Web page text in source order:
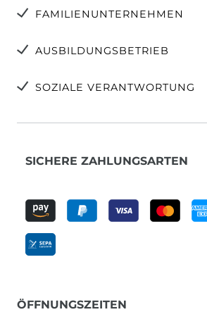
FAMILIENUNTERNEHMEN
AUSBILDUNGSBETRIEB
SOZIALE VERANTWORTUNG
SICHERE ZAHLUNGSARTEN
ÖFFNUNGSZEITEN